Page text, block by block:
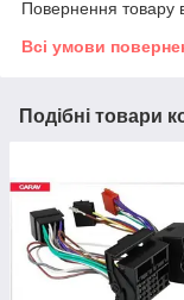
Повернення товару
Всі умови
Подібні товари